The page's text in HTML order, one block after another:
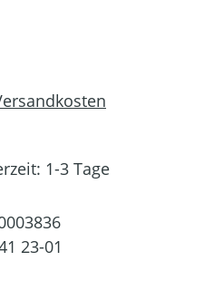
1-3 Tage
23-01